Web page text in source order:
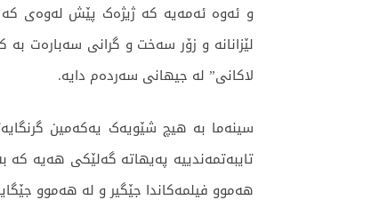
و ئەوە ئەمەیە کە ژیژەک پێش لەوەی کە
لێزانانە و زۆر سەخت و گرانی سەبارەت
لاکانی” لە جیهانی سەردەم دایە.
سینەما بە هیچ شێویەک یەکەمین
تایبەتمەندییە پەیهاتە گەلێکی هەیە کە
هەموو فیلمەکاندا جێگیر و لە هەموو